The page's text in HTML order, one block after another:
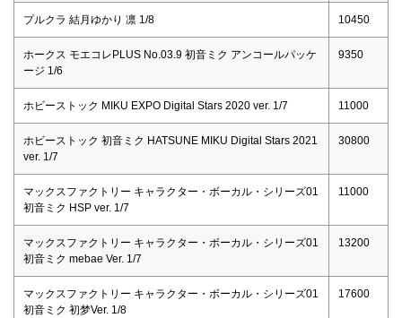
プルクラ 結月ゆかり 凛 1/8 10450
ホークス モエコレPLUS No.03.9 初音ミク アンコールパッケ
ージ 1/6
9350
ホビーストック MIKU EXPO Digital Stars 2020 ver. 1/7 11000
ホビーストック 初音ミク HATSUNE MIKU Digital Stars 2021
ver. 1/7
30800
マックスファクトリー キャラクター・ボーカル・シリーズ01
初音ミク HSP ver. 1/7
11000
マックスファクトリー キャラクター・ボーカル・シリーズ01
初音ミク mebae Ver. 1/7
13200
マックスファクトリー キャラクター・ボーカル・シリーズ01
初音ミク 初梦Ver. 1/8
17600